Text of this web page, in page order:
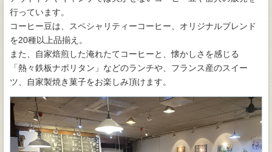
行っています。
コーヒー豆は、スペシャリティーコーヒー、オリジナルブレンド
を20種以上品揃え。
また、自家焙煎した淹れたてコーヒーと、懐かしさを感じる
「熱々鉄板ナポリタン」などのランチや、フランス産のスイー
ツ、自家製焼き菓子をお楽しみ頂けます。